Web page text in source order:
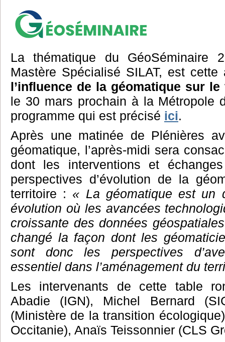
La thématique du GéoSéminaire
Mastère Spécialisé SILAT, est
l’influence de la géomatique sur
le 30 mars prochain à la Métropole
programme qui est précisé ici.
Après une matinée de Plénières
géomatique, l’après-midi sera
dont les interventions et
perspectives d’évolution de la
territoire : « La géomatique est un
évolution où les avancées
croissante des données
changé la façon dont les
sont donc les perspectives
essentiel dans l’aménagement du
Les intervenants de cette table
Abadie (IGN), Michel Bernard
(Ministère de la transition
Occitanie), Anaïs Teissonnier (CLS